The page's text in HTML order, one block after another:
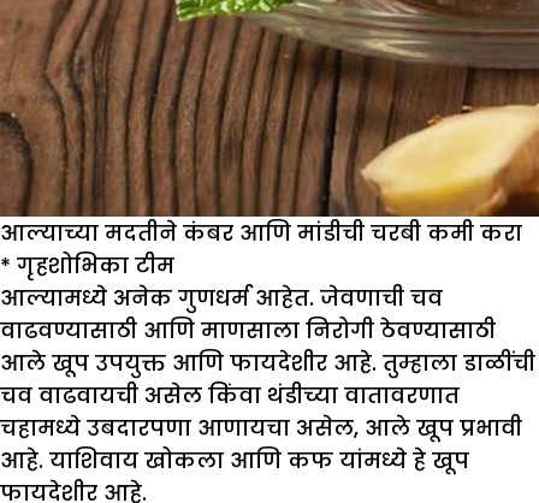
आल्याच्या मदतीने कंबर आणि मांडीची चरबी कमी करा
* गृहशोभिका टीम
आल्यामध्ये अनेक गुणधर्म आहेत. जेवणाची चव
वाढवण्यासाठी आणि माणसाला निरोगी ठेवण्यासाठी
आले खूप उपयुक्त आणि फायदेशीर आहे. तुम्हाला डाळींची
चव वाढवायची असेल किंवा थंडीच्या वातावरणात
चहामध्ये उबदारपणा आणायचा असेल, आले खूप प्रभावी
आहे. याशिवाय खोकला आणि कफ यांमध्ये हे खूप
फायदेशीर आहे.